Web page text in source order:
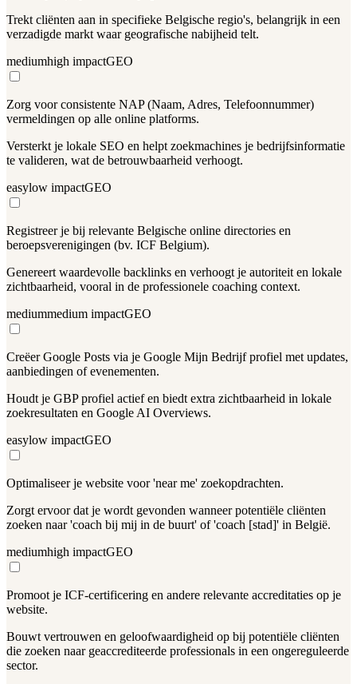
Trekt cliënten aan in specifieke Belgische regio's, belangrijk in een
verzadigde markt waar geografische nabijheid telt.
mediumhigh impactGEO
Zorg voor consistente NAP (Naam, Adres, Telefoonnummer)
vermeldingen op alle online platforms.
Versterkt je lokale SEO en helpt zoekmachines je bedrijfsinformatie
te valideren, wat de betrouwbaarheid verhoogt.
easylow impactGEO
Registreer je bij relevante Belgische online directories en
beroepsverenigingen (bv. ICF Belgium).
Genereert waardevolle backlinks en verhoogt je autoriteit en lokale
zichtbaarheid, vooral in de professionele coaching context.
mediummedium impactGEO
Creëer Google Posts via je Google Mijn Bedrijf profiel met updates,
aanbiedingen of evenementen.
Houdt je GBP profiel actief en biedt extra zichtbaarheid in lokale
zoekresultaten en Google AI Overviews.
easylow impactGEO
Optimaliseer je website voor 'near me' zoekopdrachten.
Zorgt ervoor dat je wordt gevonden wanneer potentiële cliënten
zoeken naar 'coach bij mij in de buurt' of 'coach [stad]' in België.
mediumhigh impactGEO
Promoot je ICF-certificering en andere relevante accreditaties op je
website.
Bouwt vertrouwen en geloofwaardigheid op bij potentiële cliënten
die zoeken naar geaccrediteerde professionals in een ongereguleerde
sector.